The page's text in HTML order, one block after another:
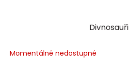
Divnosauři
Momentálně nedostupné